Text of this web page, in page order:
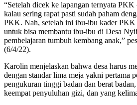
“Setelah dicek ke lapangan ternyata PKK
kalau sering rapat pasti sudah paham
PKK. Nah, setelah ini ibu-ibu kader PKK
untuk bisa membantu ibu-ibu di Desa
pembelajaran tumbuh kembang anak,”
(6/4/22).
Karolin menjelaskan bahwa desa harus
dengan standar lima meja yakni pertama
pengukuran tinggi badan dan berat
keempat penyuluhan gizi, dan yang